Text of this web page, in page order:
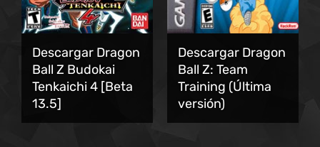
Descargar Dragon
Ball Z Budokai
Tenkaichi 4 [Beta
13.5]
Descargar Dragon
Ball Z: Team
Training (Última
versión)